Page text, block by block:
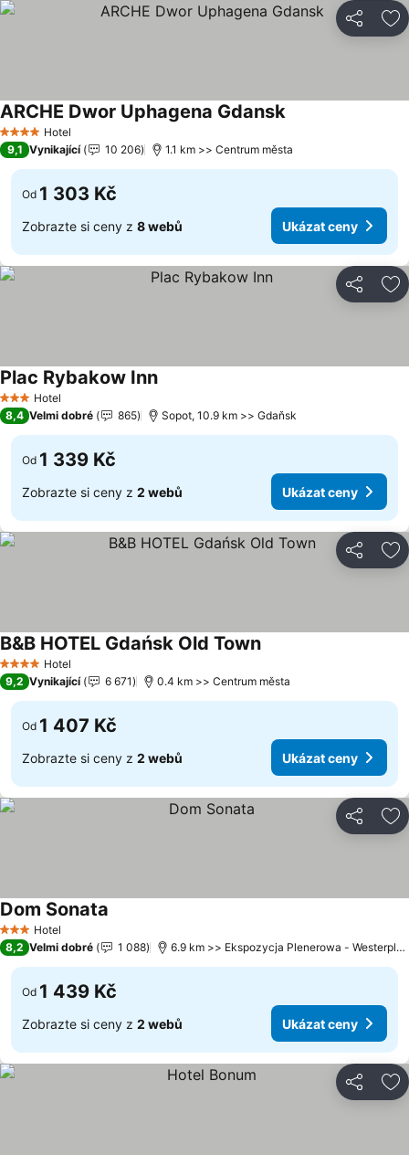
Sdílet
4 Počet hvězdiček
Hotel
ARCHE Dwor Uphagena GdanskUkázat ceny
9,1 Vynikající 10 206 1.1 km >> Centrum města
Od 1 303 Kč
Zobrazte si ceny z 8 webů Ukázat ceny
Sdílet
3 Počet hvězdiček
Hotel
Plac Rybakow InnUkázat ceny
8,4 Velmi dobré 865 Sopot, 10.9 km >> Gdaňsk
Od 1 339 Kč
Zobrazte si ceny z 2 webů Ukázat ceny
Sdílet
4 Počet hvězdiček
Hotel
B&B HOTEL Gdańsk Old TownUkázat ceny
9,2 Vynikající 6 671 0.4 km >> Centrum města
Od 1 407 Kč
Zobrazte si ceny z 2 webů Ukázat ceny
Sdílet
3 Počet hvězdiček
Hotel
Dom Sonata
8,2 Velmi dobré 1 088 6.9 km >> Ekspozycja Plenerowa -
Od 1 439 Kč
Zobrazte si ceny z 2 webů Ukázat ceny
Sdílet